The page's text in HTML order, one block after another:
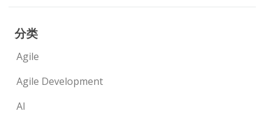
分类
Agile
Agile Development
AI